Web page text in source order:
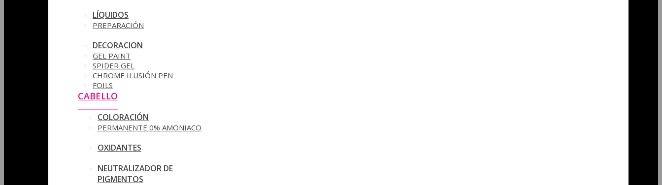
LÍQUIDOS
PREPARACIÓN
DECORACION
GEL PAINT
SPIDER GEL
CHROME ILUSIÓN PEN
FOILS
CABELLO
COLORACIÓN
PERMANENTE 0% AMONIACO
OXIDANTES
NEUTRALIZADOR DE
PIGMENTOS